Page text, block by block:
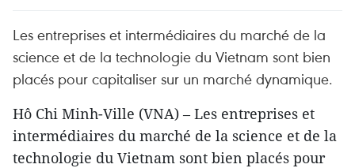
Les entreprises et intermédiaires du marché de la
science et de la technologie du Vietnam sont bien
placés pour capitaliser sur un marché dynamique.
Hô Chi Minh-Ville (VNA) – Les entreprises et
intermédiaires du marché de la science et de la
technologie du Vietnam sont bien placés pour